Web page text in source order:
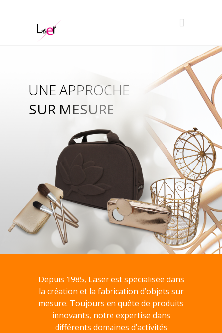
SUR MESURE
UNE APPROCHE
Depuis 1985, Laser est spécialisée dans
la création et la fabrication d’objets sur
mesure. Toujours en quête de produits
innovants, notre expertise dans
différents domaines d’activités